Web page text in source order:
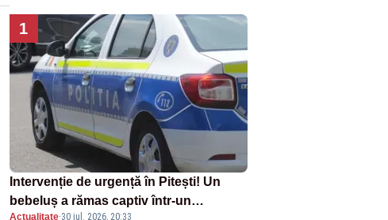
1
Intervenție de urgență în Pitești! Un
bebeluș a rămas captiv într-un
Actualitate·30 iul. 2026, 20:33